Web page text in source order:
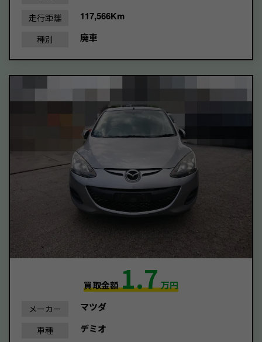
走行距離 117,566Km
種別 廃車
買取金額1.7万円
メーカー マツダ
車種 デミオ